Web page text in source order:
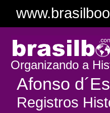
Organizando a
Afonso
Registros